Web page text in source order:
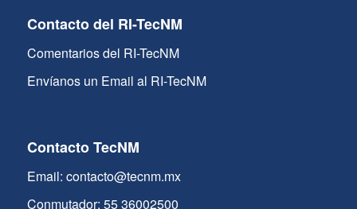
Contacto del RI-TecNM
Comentarios del RI-TecNM
Envíanos un Email al RI-TecNM
Contacto TecNM
Email: contacto@tecnm.mx
Conmutador: 55 36002500